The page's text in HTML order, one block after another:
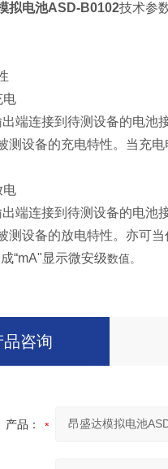
拟电池ASD-B0102技术参
电
连接到待测设备的电池
测设备的充电特性。当充
电
连接到待测设备的电池
测设备的放电特性。亦可
“mA"显示微安级数值。
品咨询
产品：